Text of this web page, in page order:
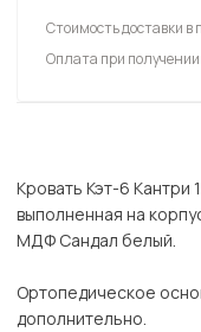
Стоимость доставки
Оплата при получении
Кровать Кэт-6
выполненная на
МДФ Сандал белый.
Ортопедическое
дополнительно.